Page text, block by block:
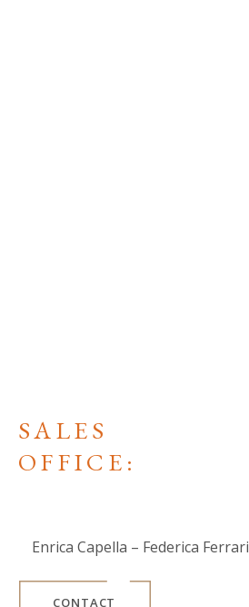
SALES
OFFICE:
Enrica Capella – Federica Ferrari
CONTACT